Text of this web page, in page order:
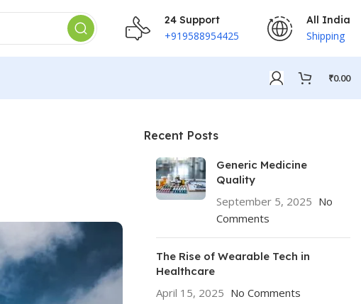
24 Support
+919588954425
All India
Shipping
₹0.00
Recent Posts
Generic Medicine
Quality
September 5, 2025 No
Comments
The Rise of Wearable Tech in
Healthcare
April 15, 2025 No Comments